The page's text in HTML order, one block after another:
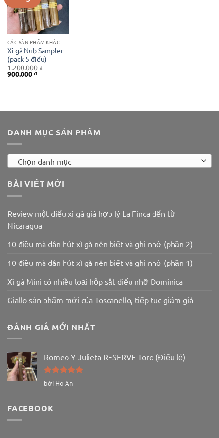
CÁC SẢN PHẨM KHÁC
Xì gà Nub Sampler
(pack 5 điếu)
1.200.000₫
Giá
gốc
900.000₫Giá
DANH MỤC SẢN PHẨM
Chọn danh mục
BÀI VIẾT MỚI
Review một điếu xì gà giá hợp lý La Finca đến từ
Nicaragua
10 điều mà dân hút xì gà nên biết và ghi nhớ (phần 2)
10 điều mà dân hút xì gà nên biết và ghi nhớ (phần 1)
Xì gà Mini có nhiều loại hộp sắt điếu nhỡ Dominica
Giallo sản phẩm mới của Toscanello, tiếp tục giảm giá
ĐÁNH GIÁ MỚI NHẤT
Romeo Y Julieta RESERVE Toro (Điếu lẻ)
Được xếp
bởi Ho An
FACEBOOK